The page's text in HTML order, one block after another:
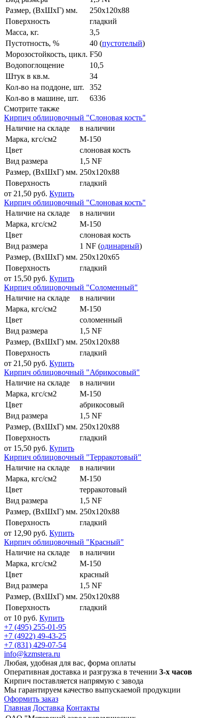
Размер, (ВхШхГ) мм.
250x120x88
Поверхность
гладкий
Масса, кг.
3,5
Пустотность, %
40 (пустотелый)
Морозостойкость, цикл. F50
Водопоглощение
10,5
Штук в кв.м.
34
Кол-во на поддоне, шт.
352
Кол-во в машине, шт.
6336
Смотрите также
Кирпич облицовочный "Слоновая кость"
Наличие на складе
в наличии
Марка, кгс/см2
М-150
Цвет
слоновая кость
Вид размера
1,5 NF
Размер, (ВхШхГ) мм. 250x120x88
Поверхность
гладкий
от 21,50 руб. Купить
Кирпич облицовочный "Слоновая кость"
Наличие на складе
в наличии
Марка, кгс/см2
М-150
Цвет
слоновая кость
Вид размера
1 NF (одинарный)
Размер, (ВхШхГ) мм. 250x120x65
Поверхность
гладкий
от 15,50 руб. Купить
Кирпич облицовочный "Соломенный"
Наличие на складе
в наличии
Марка, кгс/см2
М-150
Цвет
соломенный
Вид размера
1,5 NF
Размер, (ВхШхГ) мм. 250x120x88
Поверхность
гладкий
от 21,50 руб. Купить
Кирпич облицовочный "Абрикосовый"
Наличие на складе
в наличии
Марка, кгс/см2
М-150
Цвет
абрикосовый
Вид размера
1,5 NF
Размер, (ВхШхГ) мм. 250x120x88
Поверхность
гладкий
от 15,50 руб. Купить
Кирпич облицовочный "Терракотовый"
Наличие на складе
в наличии
Марка, кгс/см2
М-150
Цвет
терракотовый
Вид размера
1,5 NF
Размер, (ВхШхГ) мм. 250x120x88
Поверхность
гладкий
от 12,90 руб. Купить
Кирпич облицовочный "Красный"
Наличие на складе
в наличии
Марка, кгс/см2
М-150
Цвет
красный
Вид размера
1,5 NF
Размер, (ВхШхГ) мм. 250x120x88
Поверхность
гладкий
от 10 руб. Купить
+7 (495) 255-01-95
+7 (4922) 49-43-25
+7 (831) 429-07-54
info@kzmstera.ru
Любая, удобная для вас, форма оплаты
Оперативная доставка и разгрузка в течении 3-х часов
Кирпич поставляется напрямую с завода
Мы гарантируем качество выпускаемой продукции
Оформить заказ
Главная Доставка Контакты